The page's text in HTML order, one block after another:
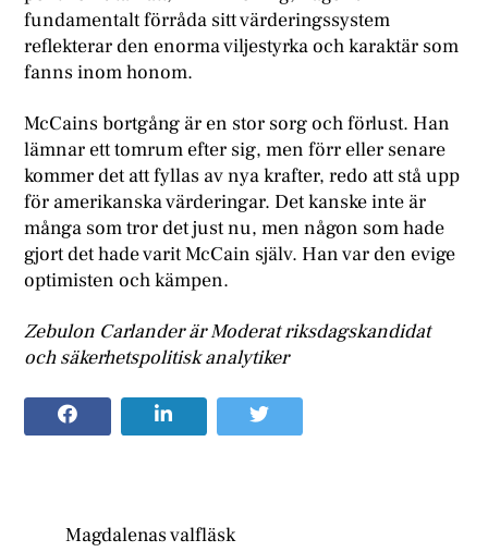
fundamentalt förråda sitt värderingssystem
reflekterar den enorma viljestyrka och karaktär som
fanns inom honom.
McCains bortgång är en stor sorg och förlust. Han
lämnar ett tomrum efter sig, men förr eller senare
kommer det att fyllas av nya krafter, redo att stå upp
för amerikanska värderingar. Det kanske inte är
många som tror det just nu, men någon som hade
gjort det hade varit McCain själv. Han var den evige
optimisten och kämpen.
Zebulon Carlander är Moderat riksdagskandidat
och säkerhetspolitisk analytiker
Magdalenas valfläsk